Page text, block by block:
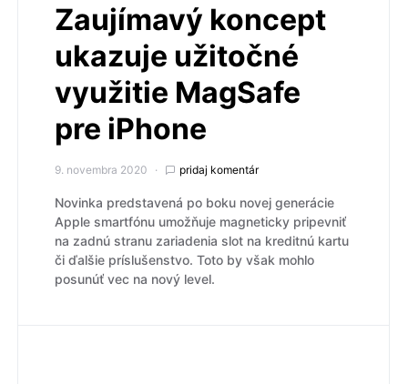
Zaujímavý koncept
ukazuje užitočné
využitie MagSafe
pre iPhone
9. novembra 2020 pridaj komentár
Novinka predstavená po boku novej generácie
Apple smartfónu umožňuje magneticky pripevniť
na zadnú stranu zariadenia slot na kreditnú kartu
či ďalšie príslušenstvo. Toto by však mohlo
posunúť vec na nový level.